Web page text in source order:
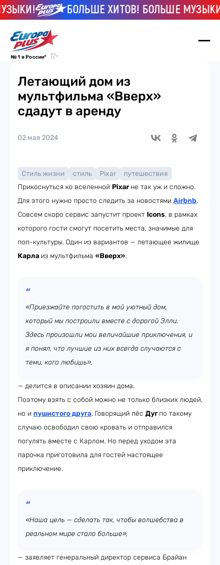
БОЛЬШЕ ХИТОВ! БОЛЬШЕ МУЗЫКИ!
№ 1 в России*
Летающий дом из
мультфильма «Вверх»
сдадут в аренду
02 мая 2024
Стиль жизни стиль Pixar
путешествия
Прикоснуться ко вселенной Pixar не так уж и сложно.
Для этого нужно просто следить за новостями Airbnb.
Совсем скоро сервис запустит проект Icons, в рамках
которого гости смогут посетить места, значимые для
поп-культуры. Один из вариантов — летающее жилище
Карла из мультфильма «Вверх».
«Приезжайте погостить в мой уютный дом,
который мы построили вместе с дорогой Элли.
Здесь произошли мои величайшие приключения, и
я понял, что лучшие из них всегда случаются с
теми, кого любишь»,
— делится в описании хозяин дома.
Поэтому взять с собой можно не только близких людей,
но и пушистого друга. Говорящий пёс Дугпо такому
случаю освободил свою кровать и отправился
погулять вместе с Карлом. Но перед уходом эта
парочка приготовила для гостей настоящее
приключение.
«Наша цель — сделать так, чтобы волшебства в
реальном мире стало больше»,
— заявляет генеральный директор сервиса Брайан